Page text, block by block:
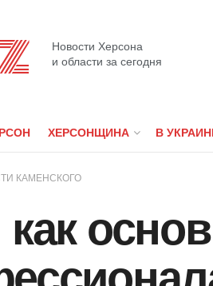
Новости Херсона
и области за сегодня
ХЕРСОНЩИНА В
КАМЕНСКОГО